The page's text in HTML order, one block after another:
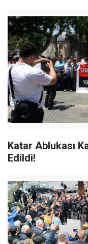
Katar Ablukası
Edildi!